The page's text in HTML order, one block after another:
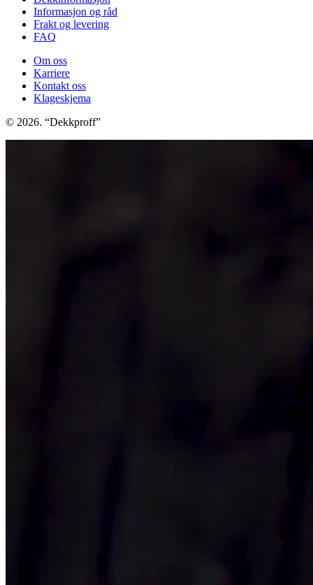
Informasjon og råd
Frakt og levering
FAQ
Om oss
Karriere
Kontakt oss
Klageskjema
© 2026. “Dekkproff”